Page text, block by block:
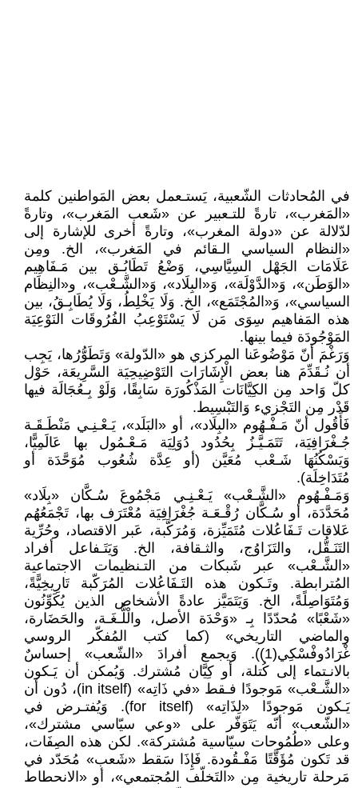
في المُحادثات الشّعبية، يَستـعمل بعض المَواطنين كلمة
«المَغرب»، تارةً للتـعبير عن «شَعب المَغرب»، وتارةً
لدّلالة عن «دولة المغرب»، وتارةً أخرى للإشارة إلى
«النظام السياسي الـقائم في المَغرب»، الخ. ومِن
عَلَامَات الجَهْل السِيَّاسِي، وَضْعُ تَطَابُـق بين مَـفَاهِيم
«الوَطَن»، وَ«الدَّوْلَة»، وَ«البِلَاد»، وَ«الشَّـعْب»، و«النِظَام
السياسي»، وَ«المُجْتَمَع»، الخ. وَلَا يَخْلِطُ، وَلَا يُطَابِـقُ، بين
هذه المَفاهيم سِوَى مَن لَا يَسْتَوْعِبُ الفُرُوقَات النَوْعِيَة
المَوْجُودَة فيما بينها.
وَرَغْمَ أنّ مَوْضُوعَنا المركزي هو «الدّولة» وَتَطَوُّرُها، يَجِب
أن نُـقَدِّمَ هنا بعض الْإِشَارَات التَوْضِيحِيَة السَّرِيعَة، حَوْل
كلّ وَاحد مِن الكِيَّانَات المَذْكُورَة سَابِقًا، وَلَوْ بِـعُجَالَة فيها
قَدْر مِن التَجْزيء وَالتَبْسِيط.
فَأَقُول أنّ مَـفْـهُوم «البِلَاد»، أو «البَلَد»، يَـعْـنِـي مَنْطَـقَـة
جُـغْرَافِيَة، تَتَمَـيَّـزُ بِحُدُود دُوَلِيَة مَـعْـمُول بها عَالَمِيًّا،
وَيَسْكُنُهَا شَـعْب مُعَيَّن (أو عِدَّة شُعُوب مُوَحَّدَة أو
مُتَدَاخِلَة).
وَمَـفْـهُوم «الشَّـعْب» يَـعْـنِـي مَجْمُوعَ سُـكَّان «بِلَاد»
مُحَدَّدَة، أو سُـكَّان رُقْـعَـة جُغْرَافِيَة مُعْتَرَف بها، تَجْمَعُهُم
عَلاقات تَـفَاعُلات مُتَمَيِّزة، وَمُرَكَّبة، عَبر الاقتصاد، وحُرِّية
التَنَـقُّل، والتَزَاوُج، والثـقافة، الخ. وَيَتَـفاعل أفراد
«الشَّـعْب» عبر شَبكات من التـنظيمات الاجتماعية
المُترابطة. وتَـكون هذه التَـفَاعُلات المُرَكّبة تَارِيخِيًّةً،
وَمُتَوَاصِلًةً، الخ. وَيَتَمَيَّز عادةً الأشخاص الذين يُكَوِّنُون
«شَعْبًا» مُحدّدًا بِـ «وَحْدَة الأصل، والْلُّـغَـة، والحَضَارة،
والماضي التاريخي» (كما كتب المُفكّر الروسي
غْرَادُوفْسْكِي(1)). وَيجمع أفرادَ «الشّعب» إحساسٌ
بالانـتماء إلى كُتلة، أو كِيَّان مُشترك. وَيُمكن أن يَـكون
«الشَّـعْب» مَوجودًا فـقط «في ذَاتِه» (in itself)، دُون أن
يَـكون مَوجودًا «لِذَاتِه» (for itself). وَيُفتـرض في
«الشّعب» أنّه يَتَوَفّر على «وعي سيّاسي مشترك»،
وعلى «طُمُوحات سيّاسية مُشتركة». لكن هذه الصِفَات،
قد تَكون مُؤَقَّتًا مَفْـقُودة. فَإِذَا سَقط «شَعب» مُحَدّد في
مَرحلة تاريخية مِن «التَخلّف المُجتمعي»، أو «الانحطاط